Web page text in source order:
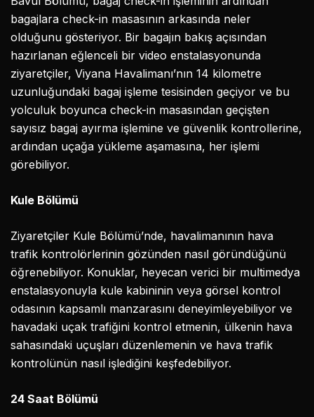
bagajlara check-in masasının arkasında neler
olduğunu gösteriyor. Bir bagajın bakış açısından
hazırlanan eğlenceli bir video enstalasyonunda
ziyaretçiler, Viyana Havalimanı’nın 14 kilometre
uzunluğundaki bagaj işleme tesisinden geçiyor ve bu
yolculuk boyunca check-in masasından geçişten
sayısız bagaj ayırma işlemine ve güvenlik kontrollerine,
ardından uçağa yükleme aşamasına, her işlemi
görebiliyor.
Kule Bölümü
Ziyaretçiler Kule Bölümü’nde, havalimanının hava
trafik kontrolörlerinin gözünden nasıl göründüğünü
öğrenebiliyor. Konuklar, heyecan verici bir multimedya
enstalasyonuyla kule kabininin veya görsel kontrol
odasının kapsamlı manzarasını deneyimleyebiliyor ve
havadaki uçak trafiğini kontrol etmenin, ülkenin hava
sahasındaki uçuşları düzenlemenin ve hava trafik
kontrolünün nasıl işlediğini keşfedebiliyor.
24 Saat Bölümü